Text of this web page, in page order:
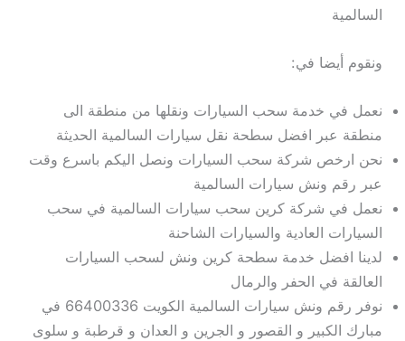
السالمية
ونقوم أيضا في:
نعمل في خدمة سحب السيارات ونقلها من منطقة الى
منطقة عبر افضل سطحة نقل سيارات السالمية الحديثة
نحن ارخص شركة سحب السيارات ونصل اليكم باسرع وقت
عبر رقم ونش سيارات السالمية
نعمل في شركة كرين سحب سيارات السالمية في سحب
السيارات العادية والسيارات الشاحنة
لدينا افضل خدمة سطحة كرين ونش لسحب السيارات
العالقة في الحفر والرمال
نوفر رقم ونش سيارات السالمية الكويت 66400336 في
مبارك الكبير و القصور و الجرين و العدان و قرطبة و سلوى